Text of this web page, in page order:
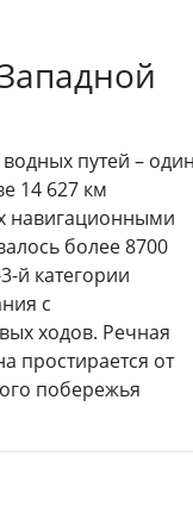
путей –
14 627 км
навигационными
более 8700
й категории
с
ходов. Речная
простирается от
побережья